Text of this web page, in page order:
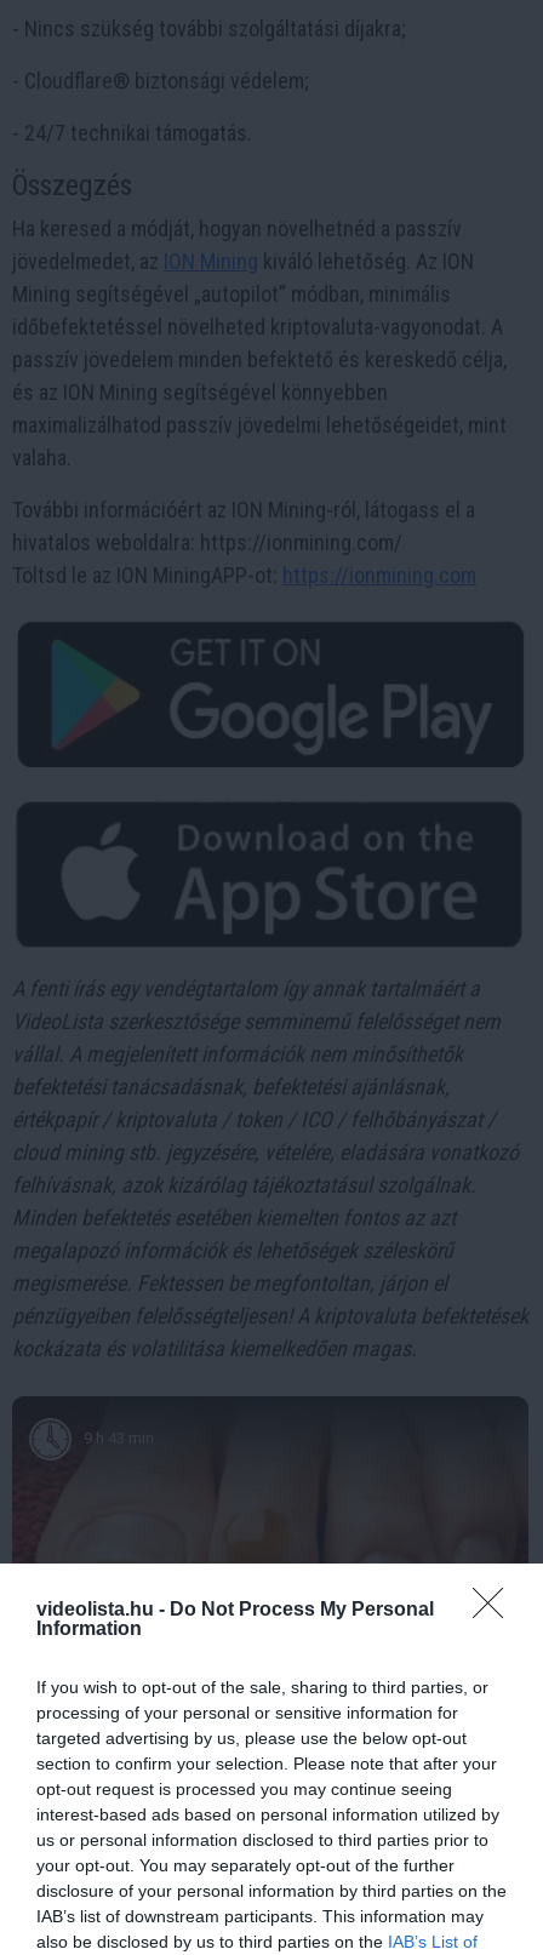
videolista.hu - Do Not Process My Personal
Information
If you wish to opt-out of the sale, sharing to third parties, or
processing of your personal or sensitive information for
targeted advertising by us, please use the below opt-out
section to confirm your selection. Please note that after your
opt-out request is processed you may continue seeing
interest-based ads based on personal information utilized by
us or personal information disclosed to third parties prior to
your opt-out. You may separately opt-out of the further
disclosure of your personal information by third parties on the
IAB’s list of downstream participants. This information may
also be disclosed by us to third parties on the IAB’s List of
- Nincs szükség további szolgáltatási díjakra;
- Cloudflare® biztonsági védelem;
- 24/7 technikai támogatás.
Összegzés
Ha keresed a módját, hogyan növelhetnéd a passzív
jövedelmedet, az ION Mining kiváló lehetőség. Az ION
Mining segítségével „autopilot” módban, minimális
időbefektetéssel növelheted kriptovaluta-vagyonodat. A
passzív jövedelem minden befektető és kereskedő célja,
és az ION Mining segítségével könnyebben
maximalizálhatod passzív jövedelmi lehetőségeidet, mint
valaha.
További információért az ION Mining-ról, látogass el a
hivatalos weboldalra: https://ionmining.com/
Töltsd le az ION MiningAPP-ot:
https://ionmining.com
A fenti írás egy vendégtartalom így annak tartalmáért a
VideoLista szerkesztősége semminemű felelősséget nem
vállal. A megjelenített információk nem minősíthetők
befektetési tanácsadásnak, befektetési ajánlásnak,
értékpapír / kriptovaluta / token / ICO / felhőbányászat /
cloud mining stb. jegyzésére, vételére, eladására vonatkozó
felhívásnak, azok kizárólag tájékoztatásul szolgálnak.
Minden befektetés esetében kiemelten fontos az azt
megalapozó információk és lehetőségek széleskörű
megismerése. Fektessen be megfontoltan, járjon el
pénzügyeiben felelősségteljesen! A kriptovaluta befektetések
kockázata és volatilitása kiemelkedően magas.
9 h 43 min
Fungus Is A Parasite, And It Dies From A Drop Of
Plain...
More
131 353
6 h 48 min